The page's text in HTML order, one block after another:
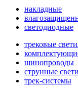
накладные
светодиодные
трековые
шинопроводы
струнные
трек-системы